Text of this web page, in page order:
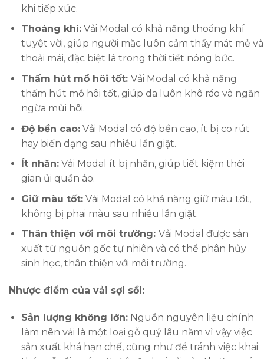
khi tiếp xúc.
Thoáng khí:Vải Modal có khả năng thoáng khí
tuyệt vời, giúp người mặc luôn cảm thấy mát mẻ và
thoải mái, đặc biệt là trong thời tiết nóng bức.
Thấm hút mồ hôi tốt: Vải Modal có khả năng
thấm hút mồ hôi tốt, giúp da luôn khô ráo và ngăn
ngừa mùi hôi.
Độ bền cao:Vải Modal có độ bền cao, ít bị co rút
hay biến dạng sau nhiều lần giặt.
Ít nhăn:Vải Modal ít bị nhăn, giúp tiết kiệm thời
gian ủi quần áo.
Giữ màu tốt:Vải Modal có khả năng giữ màu tốt,
không bị phai màu sau nhiều lần giặt.
Thân thiện với môi trường: Vải Modal được sản
xuất từ nguồn gốc tự nhiên và có thể phân hủy
sinh học, thân thiện với môi trường.
Nhược điểm của vải sợi sồi:
Sản lượng không lớn:Nguồn nguyên liệu chính
làm nên vải là một loại gỗ quý lâu năm vì vậy việc
sản xuất khá hạn chế, cũng như để tránh việc khai